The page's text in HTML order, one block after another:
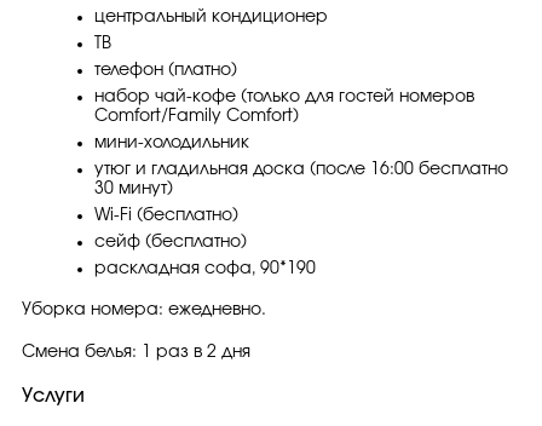
центральный кондиционер
ТВ
телефон (платно)
набор чай-кофе (только для гостей номеров
Comfort/Family Comfort)
мини-холодильник
утюг и гладильная доска (после 16:00 бесплатно
30 минут)
Wi-Fi (бесплатно)
сейф (бесплатно)
раскладная софа, 90*190
Уборка номера: ежедневно.
Смена белья: 1 раз в 2 дня
Услуги